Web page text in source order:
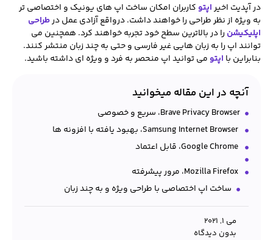
در آپدیت اخیراپتوکاربران امکان ساخت اپ های یونیک و اختصاصی تر
به ویژه از نظر طراحی را خواهند داشت. درواقع آزادی عمل درطراحی
اپلیکیشن را در بالاترین سطح خود تجربه خواهند کرد. همچنین می
توانند اپ را به زبان هایی غیر فارسی و حتی به چند زبان منتشر کنند.
بنابراین با اپتومی توانید اپ منحصر به فرد و ویژه ای داشته باشید.
آنچه در این مقاله میخوانید
Brave Privacy Browser، سریع و خصوصی
ساخت اپ اختصاصی با طراحی ویژه و به چند زبان
می 1, 2021
بدون دیدگاه